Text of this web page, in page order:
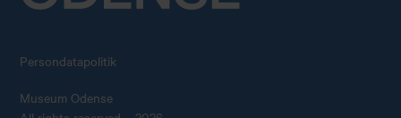
Persondatapolitik
Museum Odense